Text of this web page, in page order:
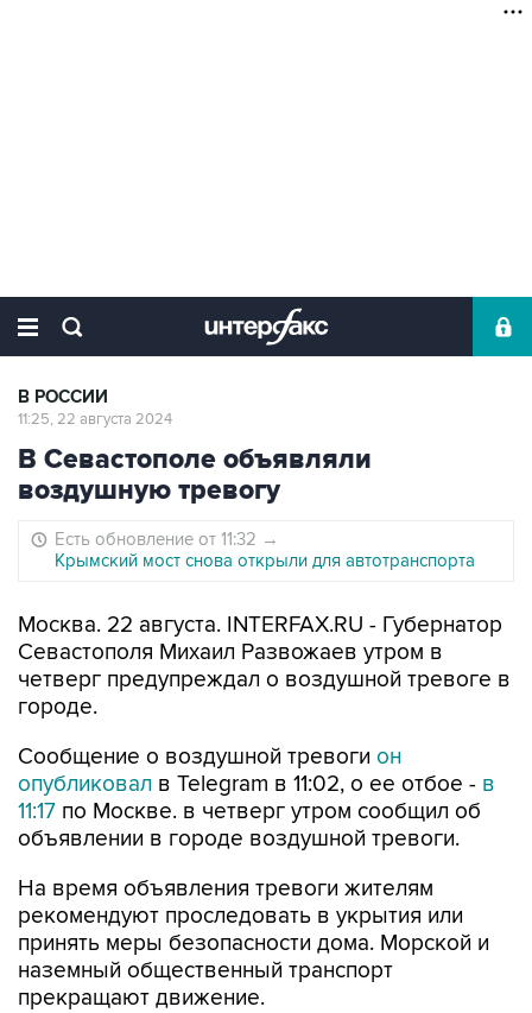
В РОССИИ
11:25, 22 августа 2024
В Севастополе объявляли
воздушную тревогу
Есть обновление от 11:32 →
Крымский мост снова открыли для автотранспорта
Москва. 22 августа. INTERFAX.RU - Губернатор
Севастополя Михаил Развожаев утром в
четверг предупреждал о воздушной тревоге в
городе.
Сообщение о воздушной тревоги он
опубликовал в Telegram в 11:02, о ее отбое - в
11:17 по Москве. в четверг утром сообщил об
объявлении в городе воздушной тревоги.
На время объявления тревоги жителям
рекомендуют проследовать в укрытия или
принять меры безопасности дома. Морской и
наземный общественный транспорт
прекращают движение.